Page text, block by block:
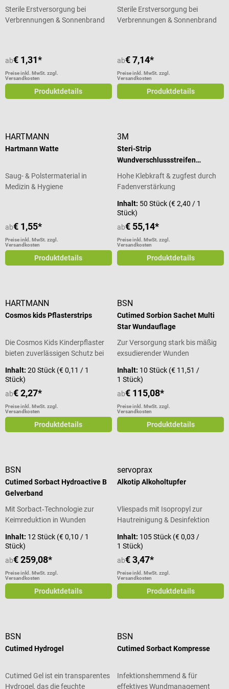
Sterile Erstversorgung bei
Verbrennungen & Sonnenbrand
ab€ 1,31*
Preise inkl. MwSt. zzgl.
Versandkosten
Produktdetails
Sterile Erstversorgung bei
Verbrennungen & Sonnenbrand
ab€ 7,14*
Preise inkl. MwSt. zzgl.
Versandkosten
Produktdetails
HARTMANN
Hartmann Watte
Saug- & Polstermaterial in
Medizin & Hygiene
ab€ 1,55*
Preise inkl. MwSt. zzgl.
Versandkosten
Produktdetails
3M
Steri-Strip
Wundverschlussstreifen
Großpackung
Hohe Klebkraft & zugfest durch
Fadenverstärkung
Inhalt: 50 Stück (€ 2,40 / 1
Stück)
ab€ 55,14*
Preise inkl. MwSt. zzgl.
Versandkosten
Produktdetails
HARTMANN
Cosmos kids Pflasterstrips
Die Cosmos Kids Kinderpflaster
bieten zuverlässigen Schutz bei
Die wasser- und
schmutzabweisenden Pflaster
sind für Kinder und mit bunten
Tiermotiven gestaltet. Die
hautfreundlichen Wundpflaster
besitzen eine saugfähige
unterstützt. Die
strapazierfähigen Kinderpflaster
haften sicher auf der Haut und
und Zuhause. Dank zwei
kleinere Schürf- und
Schnittwunden flexibel versorgt
werden. Die Pflaster sind
anzuwenden und unterstützen
eine hygienische
Wundversorgung. Produktdetails
Wunden Wasser- und
schmutzabweisende
Pflasterstrips Hautfreundlich und
Wundauflage verklebt nicht mit
Wunde Sicher haftend für Alltag
Inhalt: 20 Stück (€ 0,11 / 1
Stück)
ab€ 2,27*
Preise inkl. MwSt. zzgl.
Versandkosten
Produktdetails
BSN
Cutimed Sorbion Sachet Multi
Star Wundauflage
Zur Versorgung stark bis mäßig
exsudierender Wunden
Inhalt: 10 Stück (€ 11,51 /
1 Stück)
ab€ 115,08*
Preise inkl. MwSt. zzgl.
Versandkosten
Produktdetails
BSN
Cutimed Sorbact Hydroactive B
Gelverband
Mit Sorbact‑Technologie zur
Keimreduktion in Wunden
Inhalt: 12 Stück (€ 0,10 / 1
Stück)
ab€ 259,08*
Preise inkl. MwSt. zzgl.
Versandkosten
Produktdetails
servoprax
Alkotip Alkoholtupfer
Vliespads mit Isopropyl zur
Hautreinigung & Desinfektion
Inhalt: 105 Stück (€ 0,03 /
1 Stück)
ab€ 3,47*
Preise inkl. MwSt. zzgl.
Versandkosten
Produktdetails
BSN
Cutimed Hydrogel
Cutimed Gel ist ein transparentes
Hydrogel, das die feuchte
BSN
Cutimed Sorbact Kompresse
Infektionshemmend & für
effektives Wundmanagement